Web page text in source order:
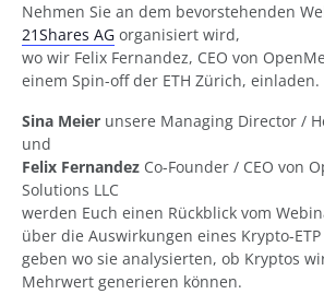
Nehmen Sie an dem bevorstehenden
21Shares AG organisiert wird,
wo wir Felix Fernandez, CEO von
einem Spin-off der ETH Zürich, einladen.
Sina Meier unsere Managing Director /
und
Felix Fernandez Co-Founder / CEO von
Solutions LLC
werden Euch einen Rückblick vom
über die Auswirkungen eines Krypto-
geben wo sie analysierten, ob Kryptos
Mehrwert generieren können.